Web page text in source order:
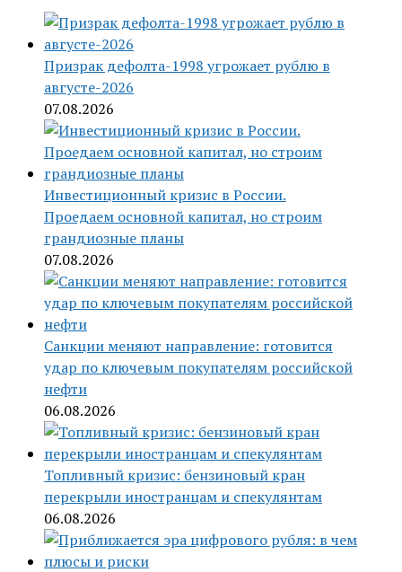
Призрак дефолта-1998 угрожает рублю в
августе-2026
07.08.2026
Инвестиционный кризис в России.
Проедаем основной капитал, но строим
грандиозные планы
07.08.2026
Санкции меняют направление: готовится
удар по ключевым покупателям российской
нефти
06.08.2026
Топливный кризис: бензиновый кран
перекрыли иностранцам и спекулянтам
06.08.2026